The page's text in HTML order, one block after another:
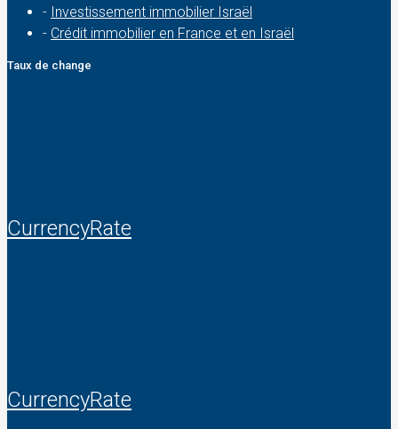
- Investissement immobilier Israël
- Crédit immobilier en France et en Israël
Taux de change
CurrencyRate
CurrencyRate